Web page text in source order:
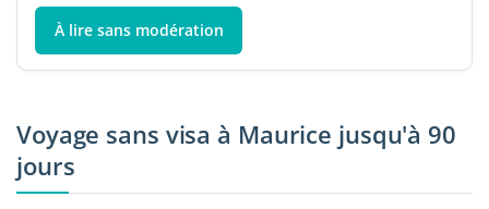
À lire sans modération
Voyage sans visa à Maurice jusqu'à 90
jours